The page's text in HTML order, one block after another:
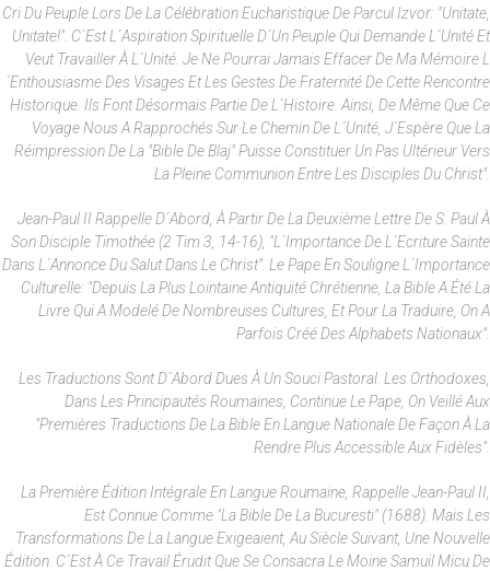
Cri Du Peuple Lors De La Célébration Eucharistique De Parcul Izvor: "Unitate,
Unitate!". C´est L´aspiration Spirituelle D´un Peuple Qui Demande L´unité Et
Veut Travailler À L´unité. Je Ne Pourrai Jamais Effacer De Ma Mémoire L
´enthousiasme Des Visages Et Les Gestes De Fraternité De Cette Rencontre
Historique. Ils Font Désormais Partie De L´histoire. Ainsi, De Même Que Ce
Voyage Nous A Rapprochés Sur Le Chemin De L´unité, J´espère Que La
Réimpression De La "Bible De Blaj" Puisse Constituer Un Pas Ultérieur Vers
La Pleine Communion Entre Les Disciples Du Christ".
Jean-Paul II Rappelle D´abord, À Partir De La Deuxième Lettre De S. Paul À
Son Disciple Timothée (2 Tim 3, 14-16), "l´importance De L´Ecriture Sainte
Dans L´annonce Du Salut Dans Le Christ". Le Pape En Souligne L´importance
Culturelle: "Depuis La Plus Lointaine Antiquité Chrétienne, La Bible A Été La
Livre Qui A Modelé De Nombreuses Cultures, Et Pour La Traduire, On A
Parfois Créé Des Alphabets Nationaux".
Les Traductions Sont D´abord Dues À Un Souci Pastoral. Les Orthodoxes,
Dans Les Principautés Roumaines, Continue Le Pape, On Veillé Aux
"premières Traductions De La Bible En Langue Nationale De Façon À La
Rendre Plus Accessible Aux Fidèles".
La Première Édition Intégrale En Langue Roumaine, Rappelle Jean-Paul II,
Est Connue Comme "la Bible De La Bucuresti" (1688). Mais Les
Transformations De La Langue Exigeaient, Au Siècle Suivant, Une Nouvelle
Édition. C´est À Ce Travail Érudit Que Se Consacra Le Moine Samuil Micu De